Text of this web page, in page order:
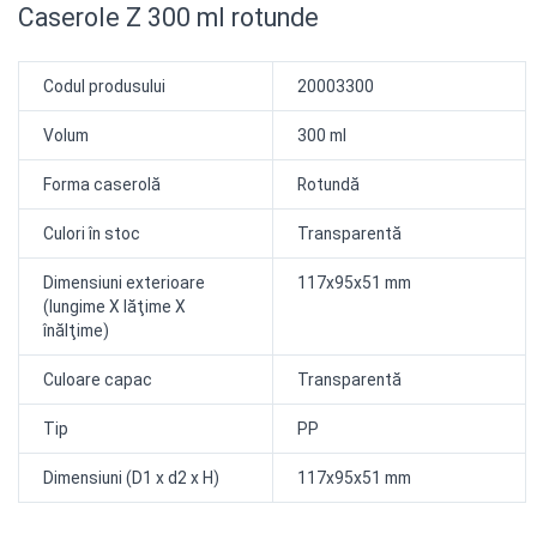
Caserole Z 300 ml rotunde
Codul produsului 20003300
Volum 300 ml
Forma caserolă Rotundă
Culori în stoc Transparentă
Dimensiuni exterioare
(lungime X lăţime X
înălţime)
117x95x51 mm
Culoare capac Transparentă
Tip PP
Dimensiuni (D1 x d2 x H) 117x95x51 mm